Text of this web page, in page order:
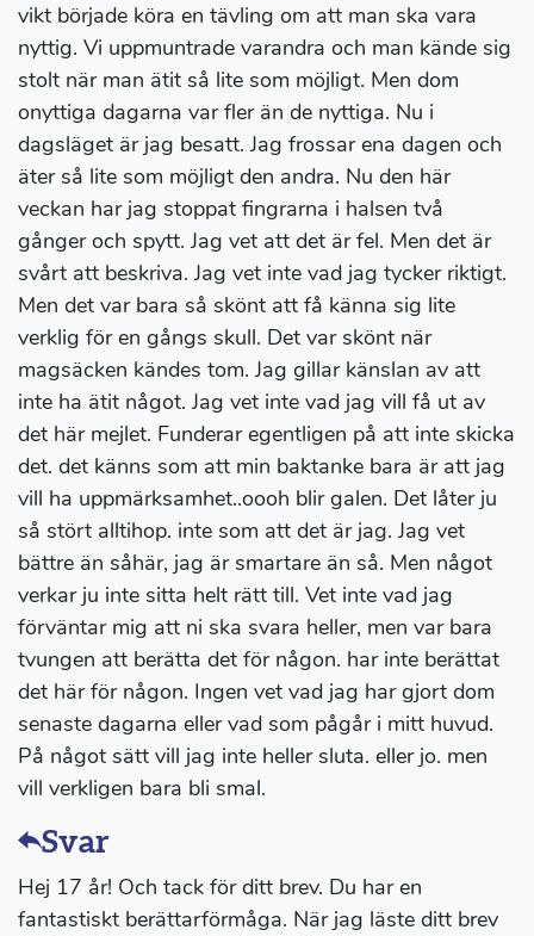
vikt började köra en tävling om att man ska vara
nyttig. Vi uppmuntrade varandra och man kände sig
stolt när man ätit så lite som möjligt. Men dom
onyttiga dagarna var fler än de nyttiga. Nu i
dagsläget är jag besatt. Jag frossar ena dagen och
äter så lite som möjligt den andra. Nu den här
veckan har jag stoppat fingrarna i halsen två
gånger och spytt. Jag vet att det är fel. Men det är
svårt att beskriva. Jag vet inte vad jag tycker riktigt.
Men det var bara så skönt att få känna sig lite
verklig för en gångs skull. Det var skönt när
magsäcken kändes tom. Jag gillar känslan av att
inte ha ätit något. Jag vet inte vad jag vill få ut av
det här mejlet. Funderar egentligen på att inte skicka
det. det känns som att min baktanke bara är att jag
vill ha uppmärksamhet..oooh blir galen. Det låter ju
så stört alltihop. inte som att det är jag. Jag vet
bättre än såhär, jag är smartare än så. Men något
verkar ju inte sitta helt rätt till. Vet inte vad jag
förväntar mig att ni ska svara heller, men var bara
tvungen att berätta det för någon. har inte berättat
det här för någon. Ingen vet vad jag har gjort dom
senaste dagarna eller vad som pågår i mitt huvud.
På något sätt vill jag inte heller sluta. eller jo. men
vill verkligen bara bli smal.
Svar
Hej 17 år! Och tack för ditt brev. Du har en
fantastiskt berättarförmåga. När jag läste ditt brev